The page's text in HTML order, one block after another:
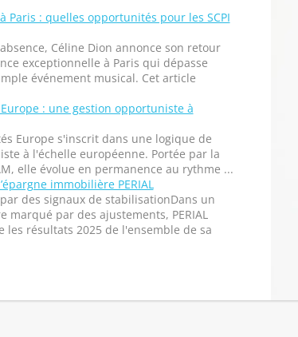
Paris : quelles opportunités pour les SCPI
Céline Dion annonce son retour
exceptionnelle à Paris qui dépasse
événement musical. Cet article
Europe : une gestion opportuniste à
Europe s'inscrit dans une logique de
à l'échelle européenne. Portée par la
elle évolue en permanence au rythme ...
immobilière PERIAL
des signaux de stabilisationDans un
marqué par des ajustements, PERIAL
les résultats 2025 de l'ensemble de sa